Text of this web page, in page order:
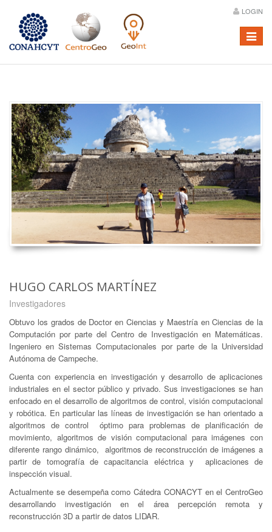
LOGIN
Menú
HUGO CARLOS MARTÍNEZ
Investigadores
Obtuvo los grados de Doctor en Ciencias y Maestría en Ciencias de la
Computación por parte del Centro de Investigación en Matemáticas.
Ingeniero en Sistemas Computacionales por parte de la Universidad
Autónoma de Campeche.
Cuenta con experiencia en investigación y desarrollo de aplicaciones
industriales en el sector público y privado. Sus investigaciones se han
enfocado en el desarrollo de algoritmos de control, visión computacional
y robótica. En particular las líneas de investigación se han orientado a
algoritmos de control óptimo para problemas de planificación de
movimiento, algoritmos de visión computacional para imágenes con
diferente rango dinámico, algoritmos de reconstrucción de imágenes a
partir de tomografía de capacitancia eléctrica y aplicaciones de
inspección visual.
Actualmente se desempeña como Cátedra CONACYT en el CentroGeo
desarrollando investigación en el área percepción remota y
reconstrucción 3D a partir de datos LIDAR.